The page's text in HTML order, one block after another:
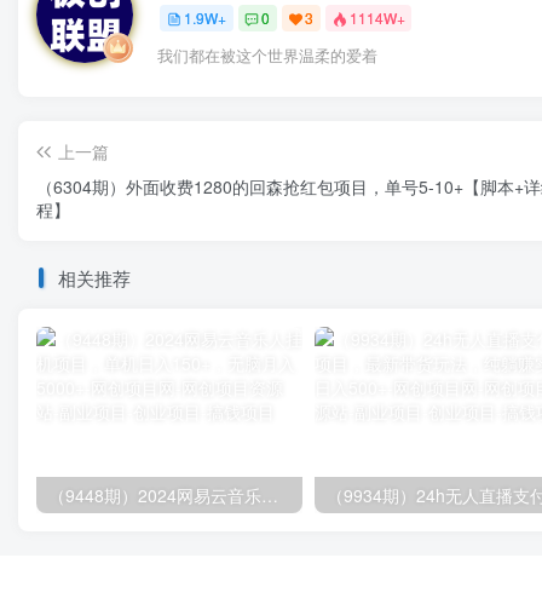
1.9W+ 0 3 1114W+
我们都在被这个世界温柔的爱着
上一篇
（6304期）外面收费1280的回森抢红包项目，单号5-10+【脚本+
程】
相关推荐